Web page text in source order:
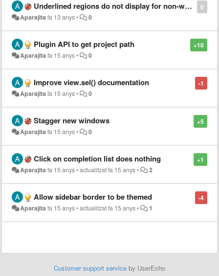
0
Underlined regions do not display for non-word characters
Aparajitafa 13 anys• 0
+10
Plugin API to get project path
Aparajitafa 15 anys• 0
-1
Improve view.sel() documentation
Aparajitafa 15 anys• 0
+5
Stagger new windows
Aparajitafa 15 anys• 0
+1
Click on completion list does nothing
Aparajitafa 15 anys•actualitzatfa 15 anys• 2
-4
Allow sidebar border to be themed
Aparajitafa 15 anys•actualitzatfa 15 anys• 1
Customer support service by UserEcho